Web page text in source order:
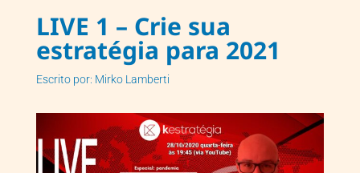
LIVE 1 – Crie sua
estratégia para 2021
Escrito por: Mirko Lamberti